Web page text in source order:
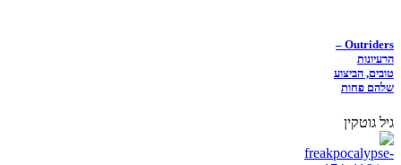
Outriders –
הרעיונות
טובים, הביצוע
שלהם פחות
גיל גוטקין